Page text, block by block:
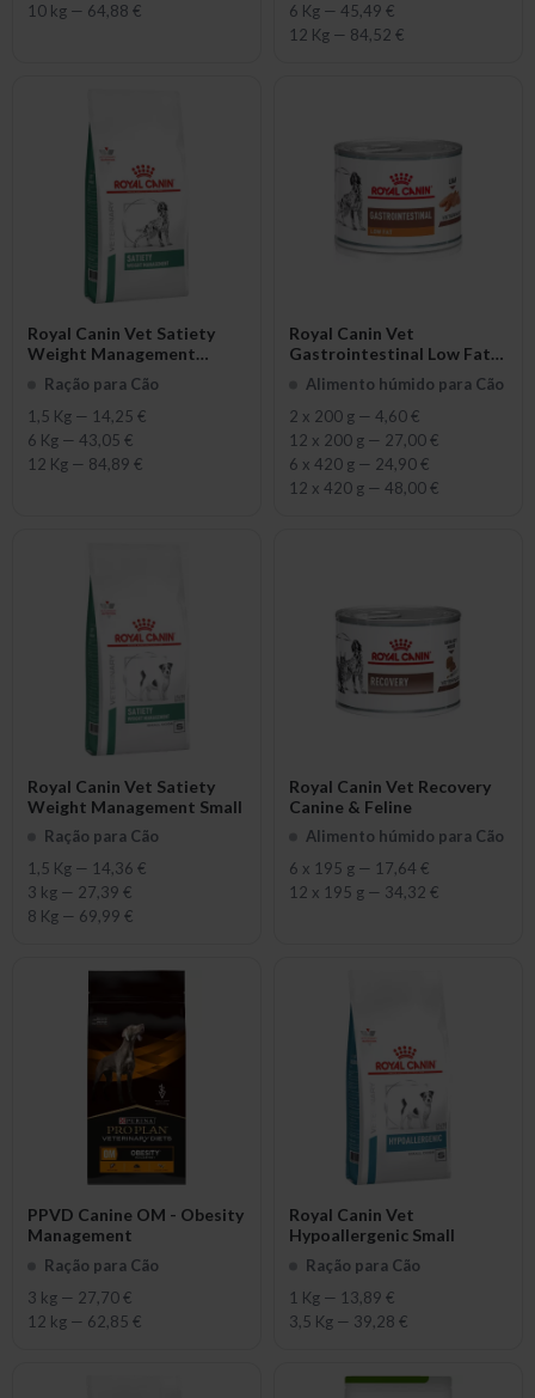
10 kg — 64,88 €
6 Kg — 45,49 €
12 Kg — 84,52 €
Royal Canin Vet Satiety
Weight Management
Canine
Ração para Cão
1,5 Kg — 14,25 €
6 Kg — 43,05 €
12 Kg — 84,89 €
Royal Canin Vet
Gastrointestinal Low Fat
Canine
Alimento húmido para Cão
2 x 200 g — 4,60 €
12 x 200 g — 27,00 €
6 x 420 g — 24,90 €
12 x 420 g — 48,00 €
Royal Canin Vet Satiety
Weight Management Small
Ração para Cão
1,5 Kg — 14,36 €
3 kg — 27,39 €
8 Kg — 69,99 €
Royal Canin Vet Recovery
Canine & Feline
Alimento húmido para Cão
6 x 195 g — 17,64 €
12 x 195 g — 34,32 €
PPVD Canine OM - Obesity
Management
Ração para Cão
3 kg — 27,70 €
12 kg — 62,85 €
Royal Canin Vet
Hypoallergenic Small
Ração para Cão
1 Kg — 13,89 €
3,5 Kg — 39,28 €